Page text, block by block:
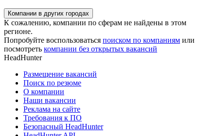
Компании в других городах
К сожалению, компании по сферам не найдены в этом
регионе.
Попробуйте воспользоваться поиском по компаниям или
посмотреть компании без открытых вакансий
HeadHunter
Размещение вакансий
Поиск по резюме
О компании
Наши вакансии
Реклама на сайте
Требования к ПО
Безопасный HeadHunter